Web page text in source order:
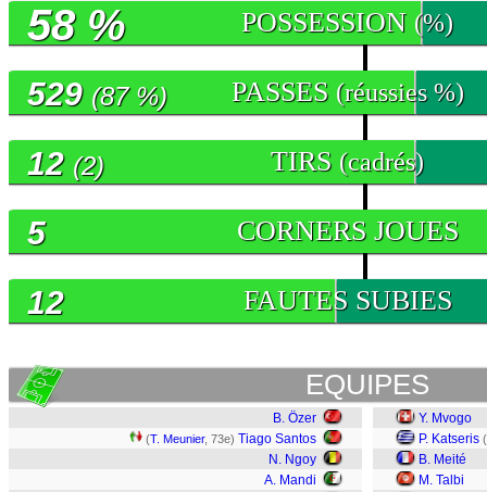
POSSESSION (%)
58 %
PASSES (réussies %)
529 (87 %)
TIRS (cadrés)
12 (2)
CORNERS JOUES
5
FAUTES SUBIES
12
EQUIPES
B. Özer
(T. Meunier, 73e) Tiago Santos
N. Ngoy
A. Mandi
Y. Mvogo
P. Katseris (
B. Meité
M. Talbi